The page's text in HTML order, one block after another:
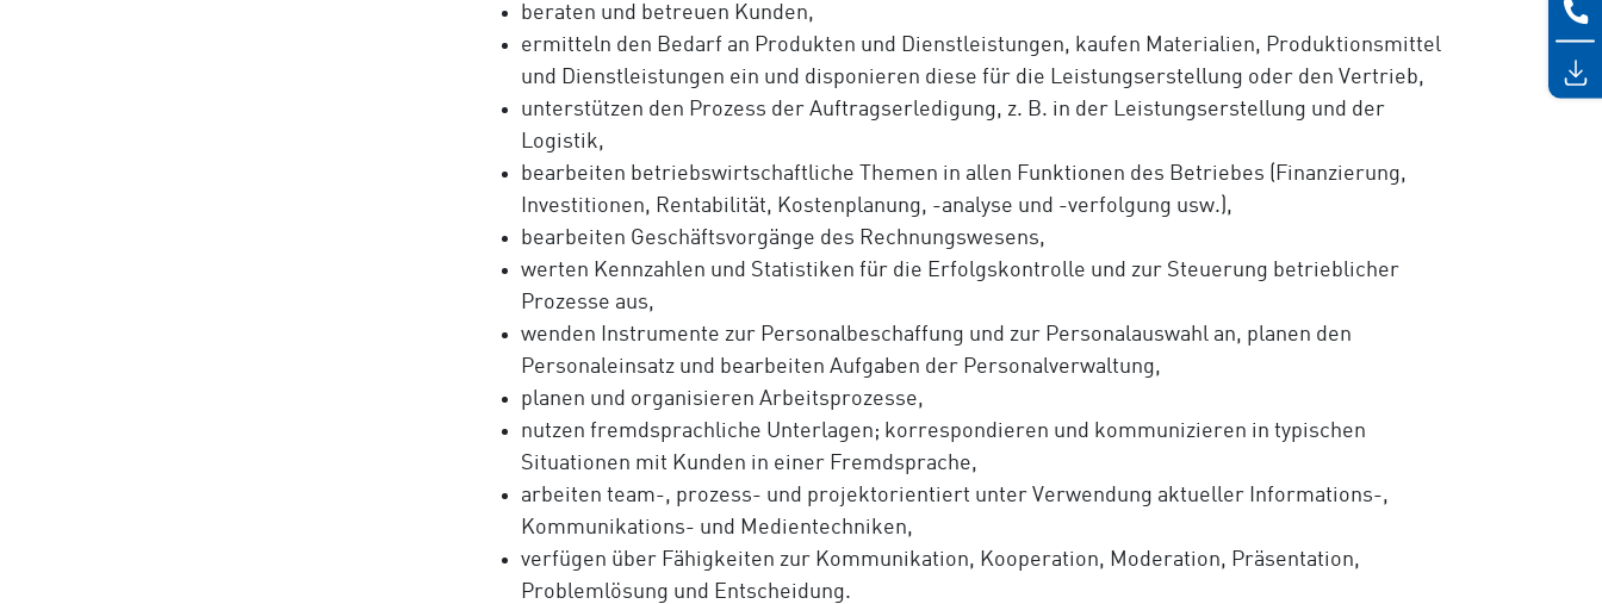
beraten und betreuen Kunden,
ermitteln den Bedarf an Produkten und Dienstleistungen, kaufen Materialien, Produktionsmittel
und Dienstleistungen ein und disponieren diese für die Leistungserstellung oder den Vertrieb,
unterstützen den Prozess der Auftragserledigung, z. B. in der Leistungserstellung und der
Logistik,
bearbeiten betriebswirtschaftliche Themen in allen Funktionen des Betriebes (Finanzierung,
Investitionen, Rentabilität, Kostenplanung, -analyse und -verfolgung usw.),
bearbeiten Geschäftsvorgänge des Rechnungswesens,
werten Kennzahlen und Statistiken für die Erfolgskontrolle und zur Steuerung betrieblicher
Prozesse aus,
wenden Instrumente zur Personalbeschaffung und zur Personalauswahl an, planen den
Personaleinsatz und bearbeiten Aufgaben der Personalverwaltung,
planen und organisieren Arbeitsprozesse,
nutzen fremdsprachliche Unterlagen; korrespondieren und kommunizieren in typischen
Situationen mit Kunden in einer Fremdsprache,
arbeiten team-, prozess- und projektorientiert unter Verwendung aktueller Informations-,
Kommunikations- und Medientechniken,
verfügen über Fähigkeiten zur Kommunikation, Kooperation, Moderation, Präsentation,
Problemlösung und Entscheidung.